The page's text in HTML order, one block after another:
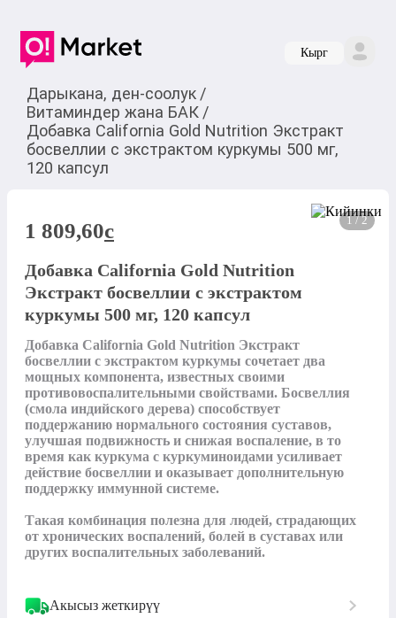
Кырг
Дарыкана, ден-соолук /
Витаминдер жана БАК /
Добавка California Gold Nutrition Экстракт
босвеллии с экстрактом куркумы 500 мг,
120 капсул
1 / 2
1 809,60c
Добавка California Gold Nutrition
Экстракт босвеллии с экстрактом
куркумы 500 мг, 120 капсул
Добавка California Gold Nutrition Экстракт
босвеллии с экстрактом куркумы сочетает два
мощных компонента, известных своими
противовоспалительными свойствами. Босвеллия
(смола индийского дерева) способствует
поддержанию нормального состояния суставов,
улучшая подвижность и снижая воспаление, в то
время как куркума с куркуминоидами усиливает
действие босвеллии и оказывает дополнительную
поддержку иммунной системе.
Такая комбинация полезна для людей, страдающих
от хронических воспалений, болей в суставах или
других воспалительных заболеваний.
Акысыз жеткирүү